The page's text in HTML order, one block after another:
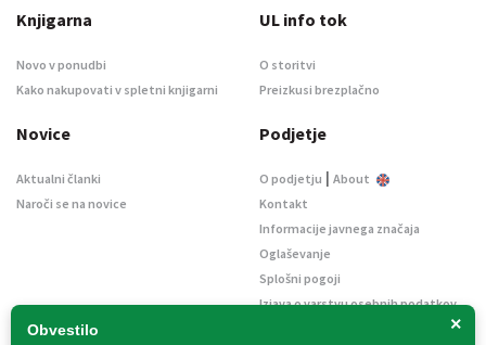
×
Obvestilo
Knjigarna
Novo v ponudbi
Kako nakupovati v spletni knjigarni
UL info tok
O storitvi
Preizkusi brezplačno
Novice
Aktualni članki
Naroči se na novice
Podjetje
O podjetju | About
Kontakt
Informacije javnega značaja
Oglaševanje
Splošni pogoji
Izjava o varstvu osebnih podatkov